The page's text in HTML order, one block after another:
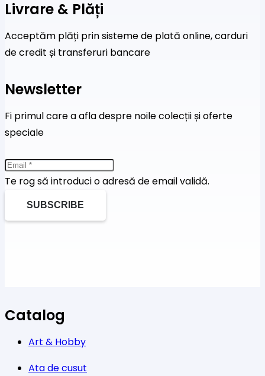
Livrare & Plăți
Acceptăm plăți prin sisteme de plată online, carduri
de credit și transferuri bancare
Newsletter
Fi primul care a afla despre noile colecții și oferte
speciale
Te rog să introduci o adresă de email validă.
SUBSCRIBE
Catalog
Art & Hobby
Ata de cusut